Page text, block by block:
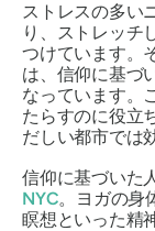
ストレスの多い
り、ストレッチ
つけています。
は、信仰に基づ
なっています。
たらすのに役立
だしい都市では
信仰に基づいた
NYC。ヨガの身
瞑想といった精